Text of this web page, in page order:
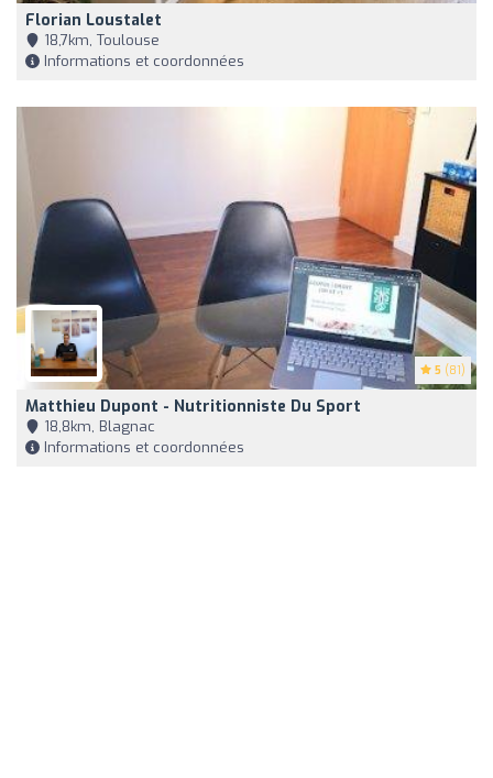
Florian Loustalet
18,7km, Toulouse
Informations et coordonnées
5 (81)
Matthieu Dupont - Nutritionniste Du Sport
18,8km, Blagnac
Informations et coordonnées